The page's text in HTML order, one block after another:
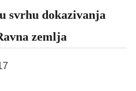
svrhu dokazivanja
zemlja